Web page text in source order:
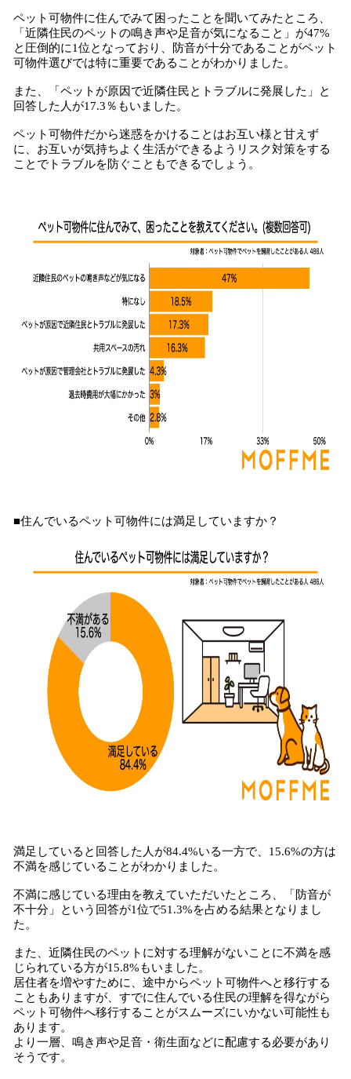
ペット可物件に住んでみて困ったことを聞いてみたところ、
「近隣住民のペットの鳴き声や足音が気になること」が47%
と圧倒的に1位となっており、防音が十分であることがペット
可物件選びでは特に重要であることがわかりました。
また、「ペットが原因で近隣住民とトラブルに発展した」と
回答した人が17.3％もいました。
ペット可物件だから迷惑をかけることはお互い様と甘えず
に、お互いが気持ちよく生活ができるようリスク対策をする
ことでトラブルを防ぐこともできるでしょう。
■住んでいるペット可物件には満足していますか？
満足していると回答した人が84.4%いる一方で、15.6%の方は
不満を感じていることがわかりました。
不満に感じている理由を教えていただいたところ、「防音が
不十分」という回答が1位で51.3%を占める結果となりまし
た。
また、近隣住民のペットに対する理解がないことに不満を感
じられている方が15.8%もいました。
居住者を増やすために、途中からペット可物件へと移行する
こともありますが、すでに住んでいる住民の理解を得ながら
ペット可物件へ移行することがスムーズにいかない可能性も
あります。
より一層、鳴き声や足音・衛生面などに配慮する必要があり
そうです。